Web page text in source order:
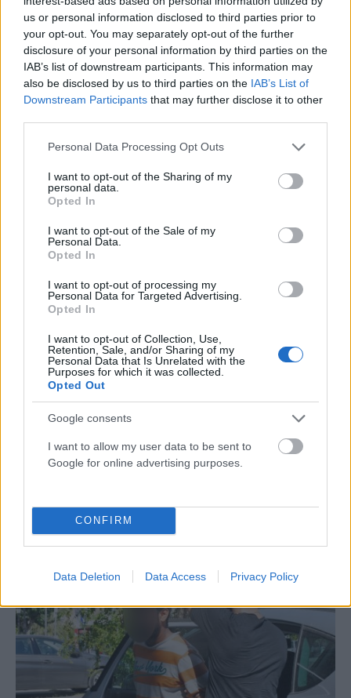
us or personal information disclosed to third parties prior to
your opt-out. You may separately opt-out of the further
disclosure of your personal information by third parties on the
IAB’s list of downstream participants. This information may
also be disclosed by us to third parties on the IAB’s List of
Downstream Participants that may further disclose it to other
Please note that this website/app uses one or more Google
not limited to your visit or usage behaviour. You may click to
grant or deny consent to Google and its third-party tags to
use your data for below specified purposes in below Google
consent section.
Personal Data Processing Opt Outs
I want to opt-out of the Sharing of my
personal data.
Opted In
I want to opt-out of the Sale of my
Personal Data.
Opted In
I want to opt-out of processing my
Personal Data for Targeted Advertising.
Opted In
I want to opt-out of Collection, Use,
Retention, Sale, and/or Sharing of my
Personal Data that Is Unrelated with the
Purposes for which it was collected.
Opted Out
Google consents
I want to allow my user data to be sent to
Google for online advertising purposes.
CONFIRM
Data Deletion Data Access Privacy Policy
– «Αφιέρωσε τη ζωή της στους ανθρώπους που είχαν
ανάγκη»
ΑΝΑΡΤΗΘΗΚΕ ΑΠΟ ΆΛΚΗΣΤΗ ΓΑΤΟΠΟΎΛΟΥ 6 ΑΥΓΟΎΣΤΟΥ 2026
τραυματίες, σε κρίσιμη κατάσταση οι 3
ΑΝΑΡΤΗΘΗΚΕ ΑΠΟ ΆΛΚΗΣΤΗ ΓΑΤΟΠΟΎΛΟΥ